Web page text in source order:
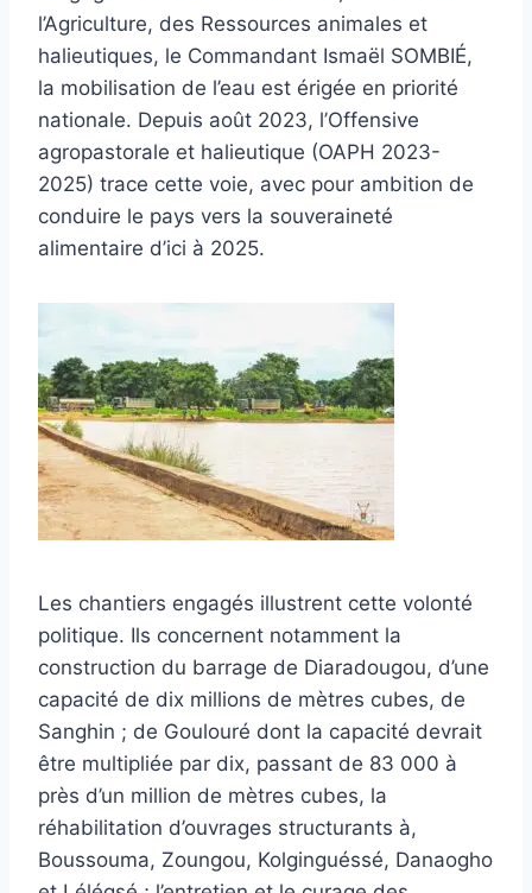
l’Agriculture, des Ressources animales et
halieutiques, le Commandant Ismaël SOMBIÉ,
la mobilisation de l’eau est érigée en priorité
nationale. Depuis août 2023, l’Offensive
agropastorale et halieutique (OAPH 2023-
2025) trace cette voie, avec pour ambition de
conduire le pays vers la souveraineté
alimentaire d’ici à 2025.
Les chantiers engagés illustrent cette volonté
politique. Ils concernent notamment la
construction du barrage de Diaradougou, d’une
capacité de dix millions de mètres cubes, de
Sanghin ; de Goulouré dont la capacité devrait
être multipliée par dix, passant de 83 000 à
près d’un million de mètres cubes, la
réhabilitation d’ouvrages structurants à,
Boussouma, Zoungou, Kolginguéssé, Danaogho